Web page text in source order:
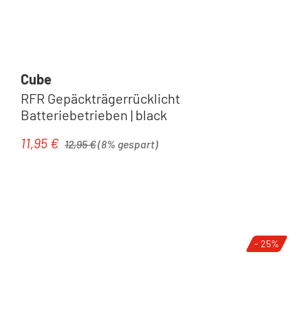
Cube
RFR Gepäckträgerrücklicht
Batteriebetrieben | black
Verkaufspreis:
11,95 € Regulärer Preis:
12,95 €(8% gespart)
- 25%